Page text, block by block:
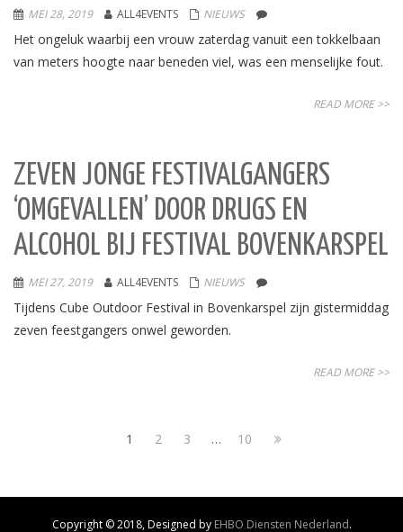
MEI 28, 2019 ALL4EVENTS NIEUWS
Het ongeluk waarbij een vrouw zaterdag vanuit een tokkelbaan
van meters hoogte naar beneden viel, was een menselijke fout.
READ MORE >>
ZEVEN JONGE FESTIVALGANGERS
‘OMGEVALLEN’ DOOR DRUGS EN
ALCOHOL BIJ FESTIVAL BOVENKARSPEL
MEI 27, 2019 ALL4EVENTS NIEUWS
Tijdens Cube Outdoor Festival in Bovenkarspel zijn gistermiddag
zeven feestgangers onwel geworden.
READ MORE >>
1 2 3 … 10
Copyright © 2018, Designed by EHBO Diensten Nederland.